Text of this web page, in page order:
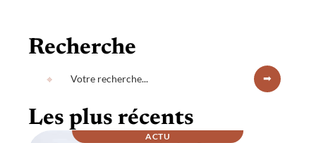
Recherche
Les plus récents
ACTU